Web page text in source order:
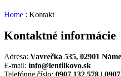
Home : Kontakt
Kontaktné informácie
Adresa: Vavrečka 535, 02901
E-mail: info@lentilkovo.sk
Telefónne číslo: 0907 132 578 |